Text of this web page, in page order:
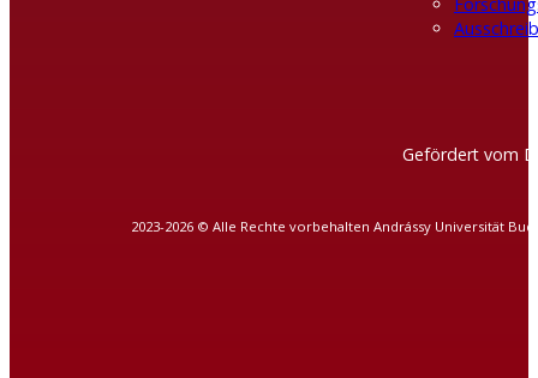
Gefördert vom
2023-2026 © Alle Rechte vorbehalten Andrássy Universität